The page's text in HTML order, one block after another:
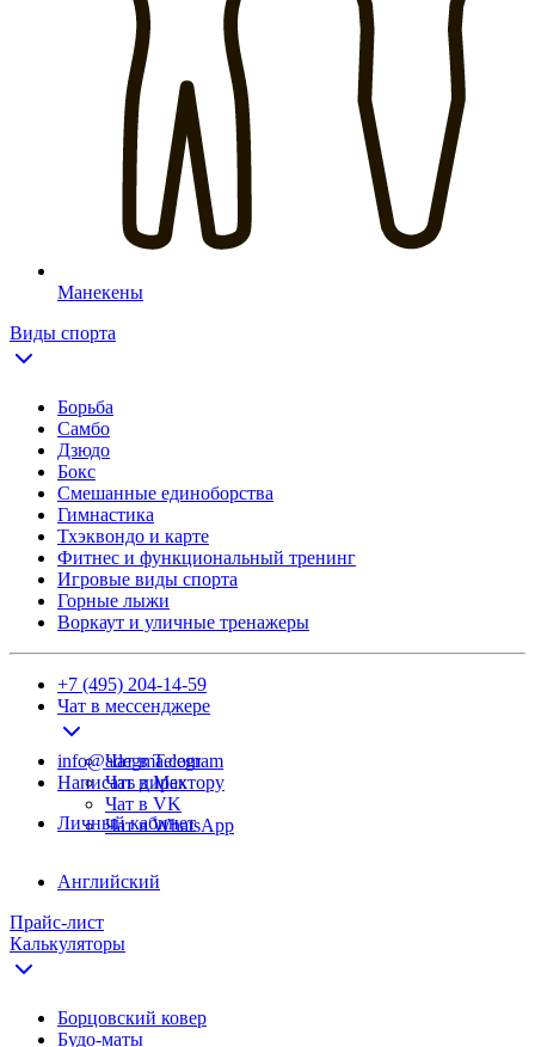
Манекены
Виды спорта
Борьба
Самбо
Дзюдо
Бокс
Смешанные единоборства
Гимнастика
Тхэквондо и карте
Фитнес и функциональный тренинг
Игровые виды спорта
Горные лыжи
Воркаут и уличные тренажеры
+7 (495) 204-14-59
Чат в мессенджере
Чат в Telegram
Чат в Max
Чат в VK
Чат в WhatsApp
info@adegma.com
Написать директору
Личный кабинет
Английский
Прайс-лист
Калькуляторы
Борцовский ковер
Будо-маты